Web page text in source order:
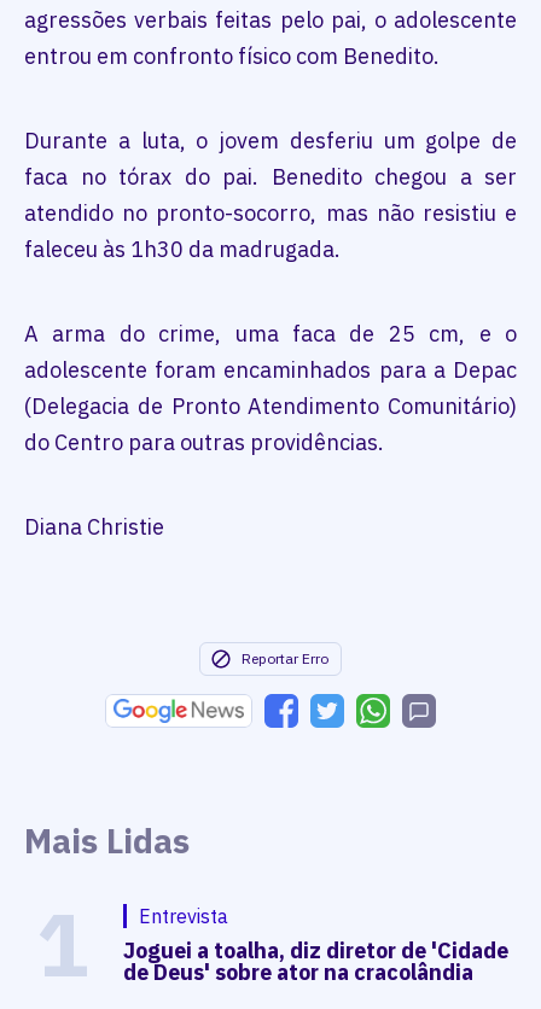
agressões verbais feitas pelo pai, o adolescente
entrou em confronto físico com Benedito.
Durante a luta, o jovem desferiu um golpe de
faca no tórax do pai. Benedito chegou a ser
atendido no pronto-socorro, mas não resistiu e
faleceu às 1h30 da madrugada.
A arma do crime, uma faca de 25 cm, e o
adolescente foram encaminhados para a Depac
(Delegacia de Pronto Atendimento Comunitário)
do Centro para outras providências.
Diana Christie
Reportar Erro
Mais Lidas
1 Entrevista
Joguei a toalha, diz diretor de 'Cidade
de Deus' sobre ator na cracolândia